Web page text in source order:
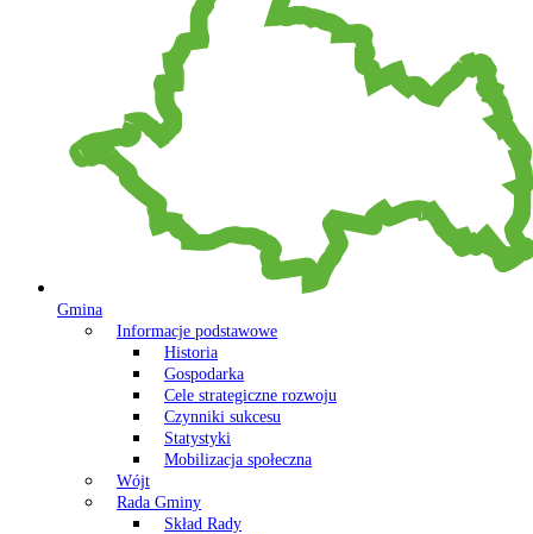
Gmina
Informacje podstawowe
Historia
Gospodarka
Cele strategiczne rozwoju
Czynniki sukcesu
Statystyki
Mobilizacja społeczna
Wójt
Rada Gminy
Skład Rady